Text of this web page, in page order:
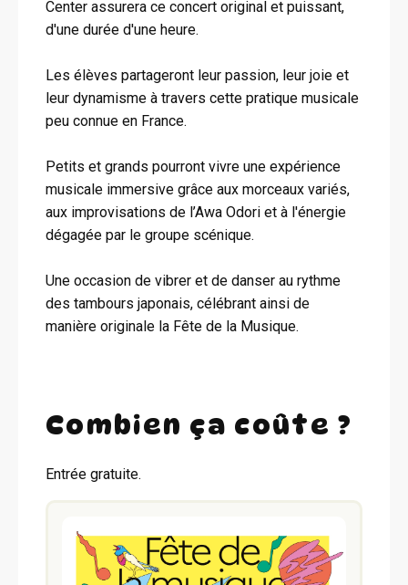
Center assurera ce concert original et puissant,
d'une durée d'une heure.
Les élèves partageront leur passion, leur joie et
leur dynamisme à travers cette pratique musicale
peu connue en France.
Petits et grands pourront vivre une expérience
musicale immersive grâce aux morceaux variés,
aux improvisations de l’Awa Odori et à l'énergie
dégagée par le groupe scénique.
Une occasion de vibrer et de danser au rythme
des tambours japonais, célébrant ainsi de
manière originale la Fête de la Musique.
Combien ça coûte ?
Entrée gratuite.